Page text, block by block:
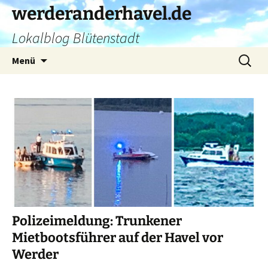
Zum
Inhalt
springen
werderanderhavel.de
Lokalblog Blütenstadt
Menü
Suchen
nach:
Polizeimeldung: Trunkener
Mietbootsführer auf der Havel vor
Werder